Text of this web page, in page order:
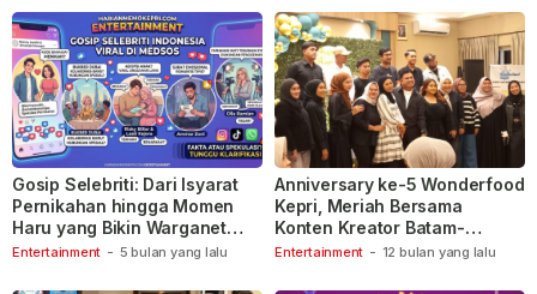
Entertainment - 5 bulan yang lalu
Gosip Selebriti: Dari Isyarat
Pernikahan hingga Momen
Haru yang Bikin Warganet
Berspekulasi
Entertainment - 12 bulan yang lalu
Anniversary ke-5 Wonderfood
Kepri, Meriah Bersama
Konten Kreator Batam-
Tanjungpinang